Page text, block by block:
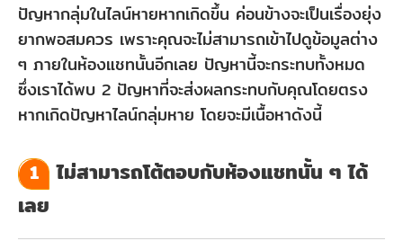
ปัญหากลุ่มในไลน์หายหากเกิดขึ้น ค่อนข้างจะเป็นเรื่องยุ่ง
ยากพอสมควร เพราะคุณจะไม่สามารถเข้าไปดูข้อมูลต่าง
ๆ ภายในห้องแชทนั้นอีกเลย ปัญหานี้จะกระทบทั้งหมด
ซึ่งเราได้พบ 2 ปัญหาที่จะส่งผลกระทบกับคุณโดยตรง
หากเกิดปัญหาไลน์กลุ่มหาย โดยจะมีเนื้อหาดังนี้
1
ไม่สามารถโต้ตอบกับห้องแชทนั้น ๆ ได้
เลย